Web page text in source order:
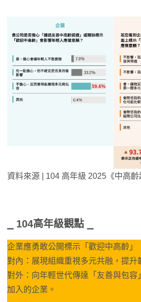
資料來源 | 104 高年級 2025《中高齡
⎯ 104高年級觀點 ⎯
企業應勇敢公開標示「歡迎中高齡」
對內：展現組織重視多元共融，提升
對外：向年輕世代傳達「友善與包容
加入的企業。